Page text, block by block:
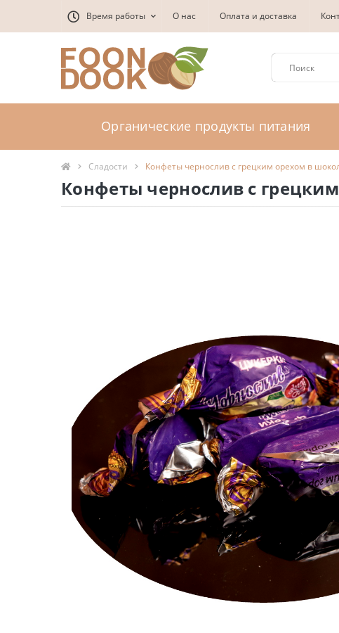
Время работы О нас Оплата и доставка
Органические продукты питания
Сладости Конфеты чернослив с грецким орехом в
Конфеты чернослив с